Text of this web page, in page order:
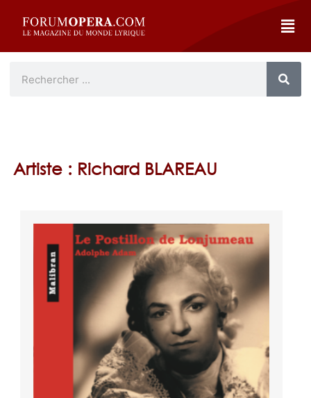
Artiste : Richard BLAREAU